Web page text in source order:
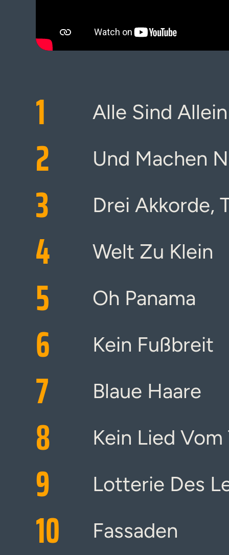
1 Alle Sind
2 Und Machen
3 Drei Akkorde,
4 Welt Zu Klein
5 Oh Panama
6 Kein Fußbreit
7 Blaue Haare
8 Kein Lied Vom
9 Lotterie Des
10 Fassaden